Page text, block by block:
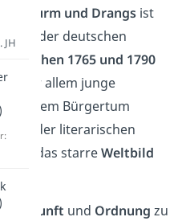
Sturm und Drangs ist
in der deutschen
zwischen 1765 und 1790
Vor allem junge
aus dem Bürgertum
mit der literarischen
das starreWeltbild
Vernunft und Ordnung zu
JH